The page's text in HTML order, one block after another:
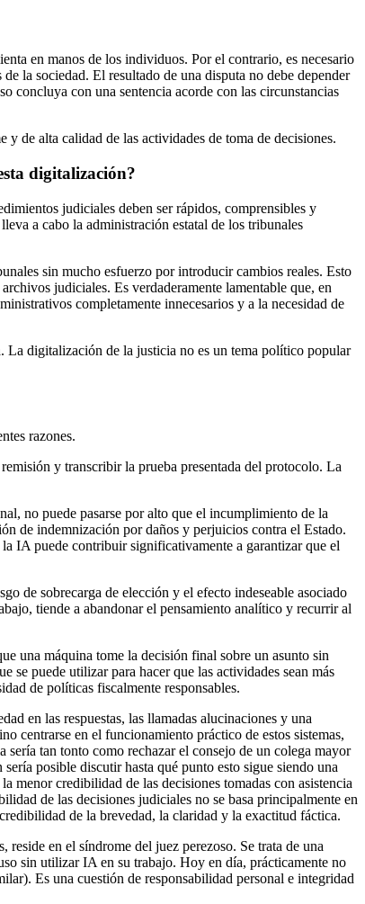
en manos de los individuos. Por el contrario, es necesario
la sociedad. El resultado de una disputa no debe depender
concluya con una sentencia acorde con las circunstancias
de alta calidad de las actividades de toma de decisiones.
digitalización?
judiciales deben ser rápidos, comprensibles y
a cabo la administración estatal de los tribunales
sin mucho esfuerzo por introducir cambios reales. Esto
judiciales. Es verdaderamente lamentable que, en
completamente innecesarios y a la necesidad de
La digitalización de la justicia no es un tema político popular
razones.
y transcribir la prueba presentada del protocolo. La
no puede pasarse por alto que el incumplimiento de la
de indemnización por daños y perjuicios contra el Estado.
IA puede contribuir significativamente a garantizar que el
de sobrecarga de elección y el efecto indeseable asociado
tiende a abandonar el pensamiento analítico y recurrir al
una máquina tome la decisión final sobre un asunto sin
se puede utilizar para hacer que las actividades sean más
de políticas fiscalmente responsables.
en las respuestas, las llamadas alucinaciones y una
centrarse en el funcionamiento práctico de estos sistemas,
tan tonto como rechazar el consejo de un colega mayor
posible discutir hasta qué punto esto sigue siendo una
menor credibilidad de las decisiones tomadas con asistencia
de las decisiones judiciales no se basa principalmente en
de la brevedad, la claridad y la exactitud fáctica.
en el síndrome del juez perezoso. Se trata de una
sin utilizar IA en su trabajo. Hoy en día, prácticamente no
Es una cuestión de responsabilidad personal e integridad